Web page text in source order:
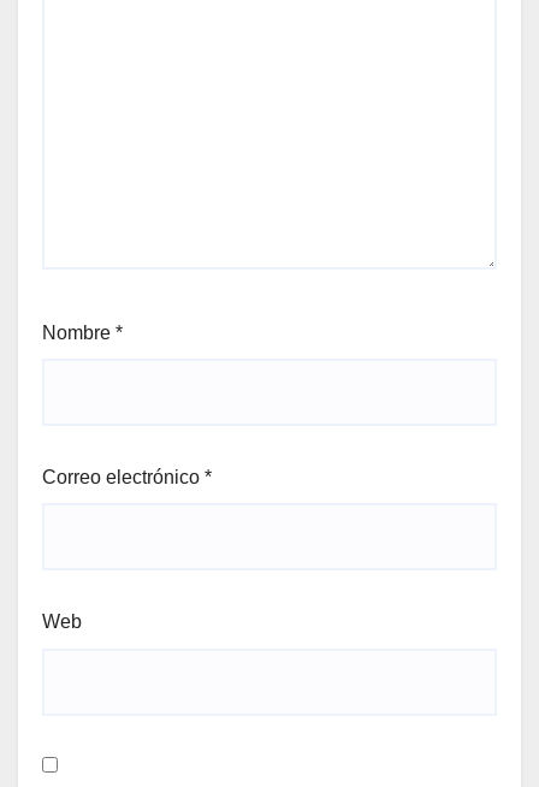
Nombre *
Correo electrónico *
Web